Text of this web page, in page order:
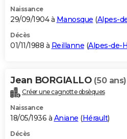
Naissance
29/09/1904 à Manosque (Alpes-
Décès
01/11/1988 à Reillanne (Alpes-de-
Jean BORGIALLO (50 ans)
Créer une cagnotte obsèques
Naissance
18/05/1936 à Aniane (Hérault)
Décès